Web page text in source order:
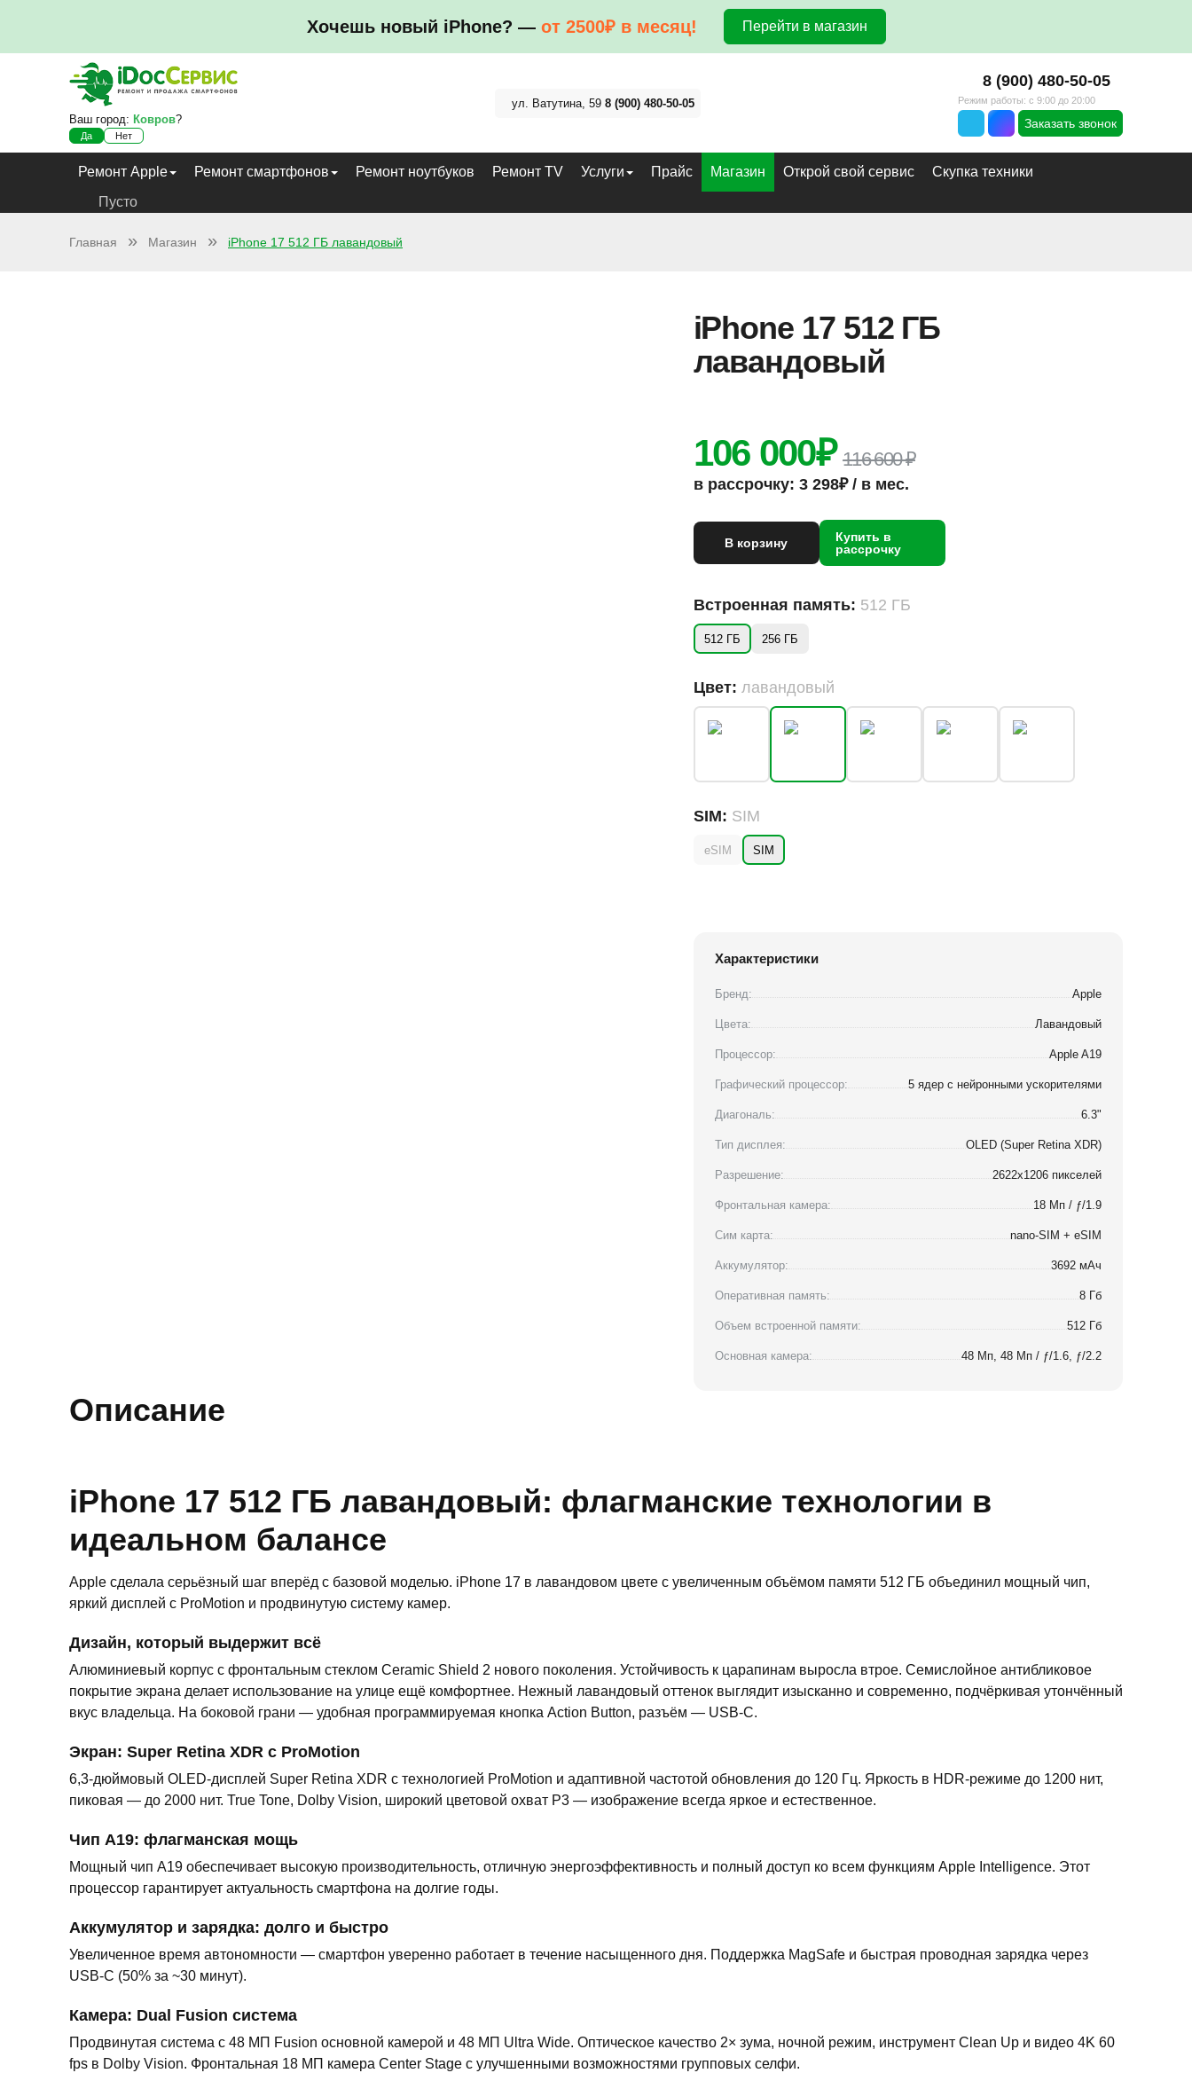
Хочешь новый iPhone? — от 2500₽ в месяц! Перейти в магазин
Ваш город: Ковров?
Да Нет
ул. Ватутина, 59 8 (900) 480-50-05
8 (900) 480-50-05
Режим работы: с 9:00 до 20:00
Заказать звонок
Ремонт Apple Ремонт смартфонов Ремонт ноутбуков Ремонт TV Услуги Прайс Магазин Открой свой сервис
Скупка техники
Пусто
Главная Магазин iPhone 17 512 ГБ лавандовый
iPhone 17 512 ГБ
лавандовый
106 000₽ 116 600 ₽
в рассрочку: 3 298₽ / в мес.
В корзину
Купить в
рассрочку
Встроенная память: 512 ГБ
512 ГБ 256 ГБ
Цвет: лавандовый
SIM: SIM
eSIM SIM
Характеристики
Бренд: Apple
Цвета: Лавандовый
Процессор: Apple A19
Графический процессор: 5 ядер с нейронными ускорителями
Диагональ: 6.3"
Тип дисплея: OLED (Super Retina XDR)
Разрешение: 2622x1206 пикселей
Фронтальная камера: 18 Мп / ƒ/1.9
Сим карта: nano-SIM + eSIM
Аккумулятор: 3692 мАч
Оперативная память: 8 Гб
Объем встроенной памяти: 512 Гб
Основная камера: 48 Мп, 48 Мп / ƒ/1.6, ƒ/2.2
Описание
iPhone 17 512 ГБ лавандовый: флагманские технологии в
идеальном балансе
Apple сделала серьёзный шаг вперёд с базовой моделью. iPhone 17 в лавандовом цвете с увеличенным объёмом памяти 512 ГБ объединил мощный чип,
яркий дисплей с ProMotion и продвинутую систему камер.
Дизайн, который выдержит всё
Алюминиевый корпус с фронтальным стеклом Ceramic Shield 2 нового поколения. Устойчивость к царапинам выросла втрое. Семислойное антибликовое
покрытие экрана делает использование на улице ещё комфортнее. Нежный лавандовый оттенок выглядит изысканно и современно, подчёркивая утончённый
вкус владельца. На боковой грани — удобная программируемая кнопка Action Button, разъём — USB-C.
Экран: Super Retina XDR с ProMotion
6,3-дюймовый OLED-дисплей Super Retina XDR с технологией ProMotion и адаптивной частотой обновления до 120 Гц. Яркость в HDR-режиме до 1200 нит,
пиковая — до 2000 нит. True Tone, Dolby Vision, широкий цветовой охват P3 — изображение всегда яркое и естественное.
Чип A19: флагманская мощь
Мощный чип A19 обеспечивает высокую производительность, отличную энергоэффективность и полный доступ ко всем функциям Apple Intelligence. Этот
процессор гарантирует актуальность смартфона на долгие годы.
Аккумулятор и зарядка: долго и быстро
Увеличенное время автономности — смартфон уверенно работает в течение насыщенного дня. Поддержка MagSafe и быстрая проводная зарядка через
USB-C (50% за ~30 минут).
Камера: Dual Fusion система
Продвинутая система с 48 МП Fusion основной камерой и 48 МП Ultra Wide. Оптическое качество 2× зума, ночной режим, инструмент Clean Up и видео 4K 60
fps в Dolby Vision. Фронтальная 18 МП камера Center Stage с улучшенными возможностями групповых селфи.